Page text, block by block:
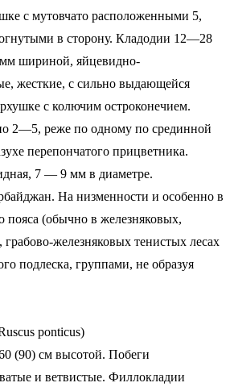
с мутовчато расположенными 5,
в сторону. Кладодии 12—28
шириной, яйцевидно-
жесткие, с сильно выдающейся
с колючим остроконечием.
2—5, реже по одному по срединной
перепончатого прицветника.
7 — 9 мм в диаметре.
На низменности и особенно в
пояса (обычно в железняковых,
железняковых тенистых лесах
подлеска, группами, не образуя
ponticus)
(90) см высотой. Побеги
и ветвистые. Филлокладии